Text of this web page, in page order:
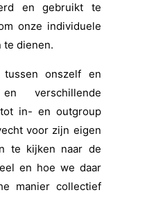
en gebruikt te
onze individuele
te dienen.
tussen onszelf en
verschillende
in- en outgroup
voor zijn eigen
te kijken naar de
en hoe we daar
manier collectief